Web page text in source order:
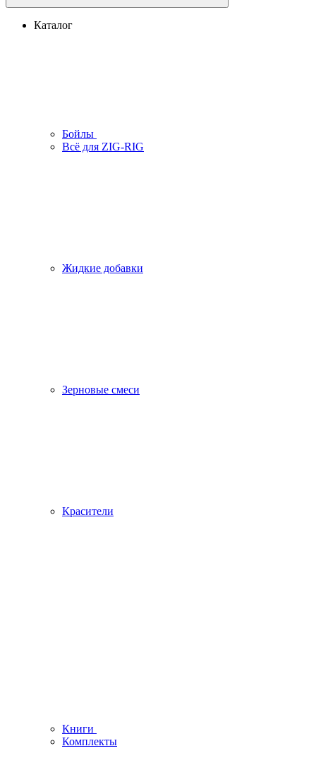
Каталог
Бойлы
Всё для ZIG-RIG
Жидкие добавки
Зерновые смеси
Красители
Книги
Комплекты